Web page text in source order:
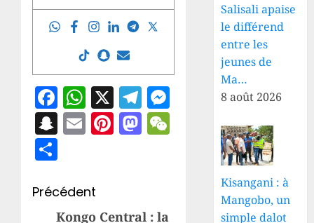
Facebook
WhatsApp
X Telegram
Messenger
Snapchat
EmailPinterest
Mastodon
WeChat
Navigation
Précédent
Article
Kongo Central : la
Salisali apaise
le différend
entre les
jeunes de
Ma…
8 août 2026
Kisangani : à
Mangobo, un
simple dalot